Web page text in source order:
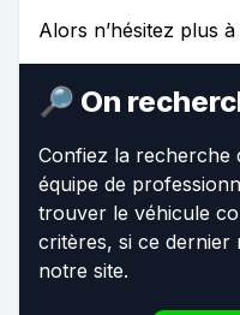
Alors n’hésitez plus
🔎 On
Confiez la recherche
équipe de
trouver le véhicule
critères, si ce dernier
notre site.